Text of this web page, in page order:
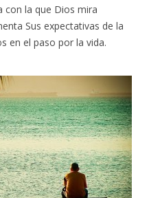
con la que Dios mira
Sus expectativas de la
en el paso por la vida.